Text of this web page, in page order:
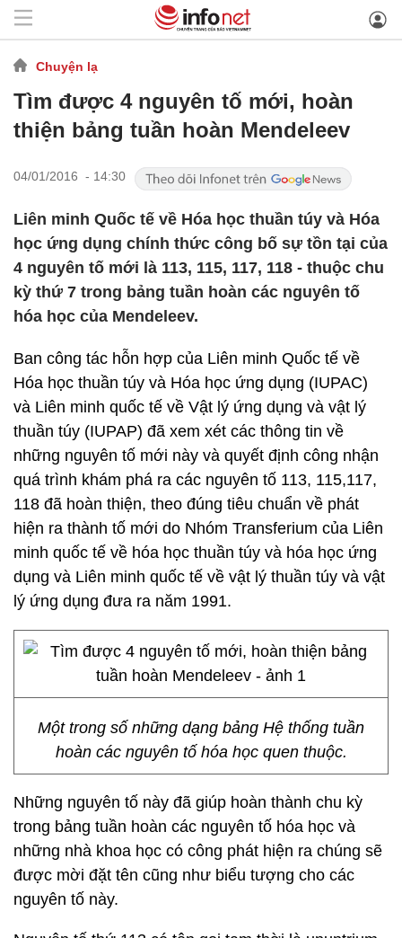
Chuyện lạ
Tìm được 4 nguyên tố mới, hoàn
thiện bảng tuần hoàn Mendeleev
04/01/2016 - 14:30
Liên minh Quốc tế về Hóa học thuần túy và Hóa
học ứng dụng chính thức công bố sự tồn tại của
4 nguyên tố mới là 113, 115, 117, 118 - thuộc chu
kỳ thứ 7 trong bảng tuần hoàn các nguyên tố
hóa học của Mendeleev.
Ban công tác hỗn hợp của Liên minh Quốc tế về
Hóa học thuần túy và Hóa học ứng dụng (IUPAC)
và Liên minh quốc tế về Vật lý ứng dụng và vật lý
thuần túy (IUPAP) đã xem xét các thông tin về
những nguyên tố mới này và quyết định công nhận
quá trình khám phá ra các nguyên tố 113, 115,117,
118 đã hoàn thiện, theo đúng tiêu chuẩn về phát
hiện ra thành tố mới do Nhóm Transferium của Liên
minh quốc tế về hóa học thuần túy và hóa học ứng
dụng và Liên minh quốc tế về vật lý thuần túy và vật
lý ứng dụng đưa ra năm 1991.
Một trong số những dạng bảng Hệ thống tuần
hoàn các nguyên tố hóa học quen thuộc.
Những nguyên tố này đã giúp hoàn thành chu kỳ
trong bảng tuần hoàn các nguyên tố hóa học và
những nhà khoa học có công phát hiện ra chúng sẽ
được mời đặt tên cũng như biểu tượng cho các
nguyên tố này.